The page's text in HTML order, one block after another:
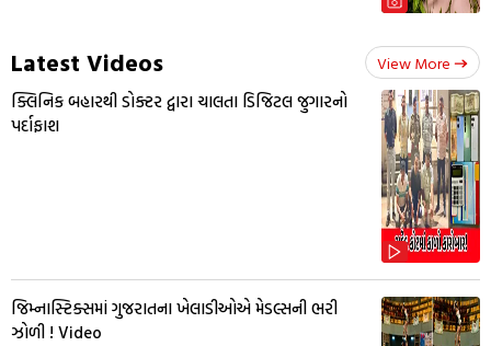
Latest Videos View More
ક્લિનિક બહારથી ડોક્ટર દ્વારા ચાલતા ડિજિટલ જુગારનો
પર્દાફાશ
જિમ્નાસ્ટિક્સમાં ગુજરાતના ખેલાડીઓએ મેડલ્સની ભરી
ઝોળી ! Video